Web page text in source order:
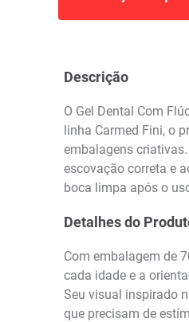
Descrição
O Gel Dental Com
linha Carmed Fini, o
embalagens
escovação correta e
boca limpa após o
Detalhes do
Com embalagem de
cada idade e a
Seu visual inspirado
que precisam de